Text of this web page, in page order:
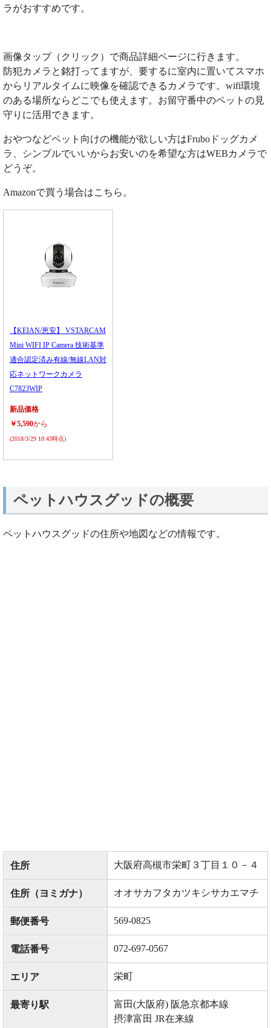
ラがおすすめです。
画像タップ（クリック）で商品詳細ページに行きます。
防犯カメラと銘打ってますが、要するに室内に置いてスマホ
からリアルタイムに映像を確認できるカメラです。wifi環境
のある場所ならどこでも使えます。お留守番中のペットの見
守りに活用できます。
おやつなどペット向けの機能が欲しい方はFruboドッグカメ
ラ、シンプルでいいからお安いのを希望な方はWEBカメラで
どうぞ。
Amazonで買う場合はこちら。
【KEIAN/恵安】 VSTARCAM
Mini WIFI IP Camera 技術基準
適合認定済み有線/無線LAN対
応ネットワークカメラ
C7823WIP
新品価格
￥5,590から
(2018/3/29 10:43時点)
ペットハウスグッドの概要
ペットハウスグッドの住所や地図などの情報です。
住所 大阪府高槻市栄町３丁目１０－４
住所（ヨミガナ） オオサカフタカツキシサカエマチ
郵便番号 569-0825
電話番号 072-697-0567
エリア 栄町
最寄り駅
富田(大阪府) 阪急京都本線
摂津富田 JR在来線